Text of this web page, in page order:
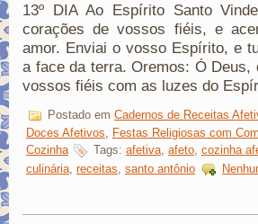
13º DIA Ao Espírito Santo
corações de vossos fiéis, e
amor. Enviai o vosso Espírito, e
a face da terra. Oremos: Ó
vossos fiéis com as luzes do
Postado em Cadernos de Receitas
Doces Afetivos, Festas Religiosas com
Cozinha
Tags: afetiva, afeto, cozinha
culinária, receitas, santo antônio